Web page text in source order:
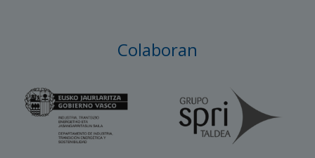
Colaboran